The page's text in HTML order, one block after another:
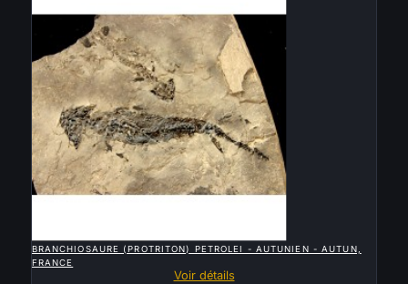
BRANCHIOSAURE (PROTRITON) PETROLEI - AUTUNIEN - AUTUN,
FRANCE
Voir détails